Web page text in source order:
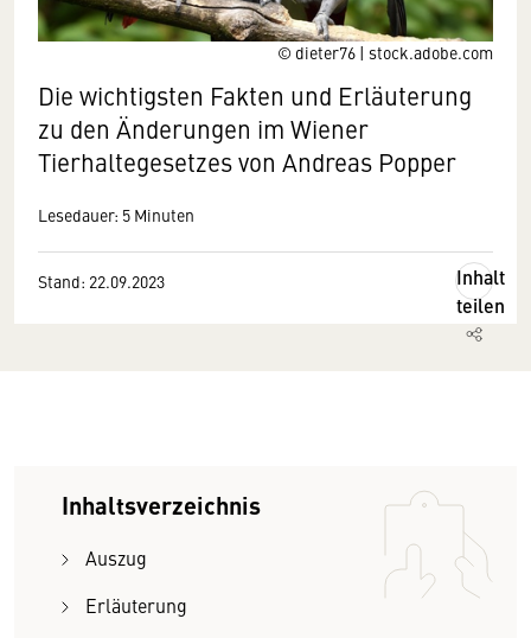
© dieter76 | stock.adobe.com
Die wichtigsten Fakten und Erläuterung
zu den Änderungen im Wiener
Tierhaltegesetzes von Andreas Popper
Lesedauer: 5 Minuten
Stand: 22.09.2023
Inhalt
teilen
Inhaltsverzeichnis
Auszug
Erläuterung